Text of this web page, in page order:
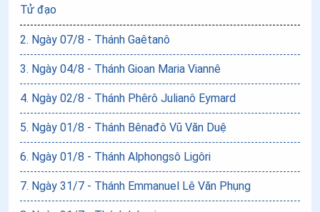
Tử đạo
2. Ngày 07/8 - Thánh Gaêtanô
3. Ngày 04/8 - Thánh Gioan Maria Viannê
4. Ngày 02/8 - Thánh Phêrô Julianô Eymard
5. Ngày 01/8 - Thánh Bênađô Vũ Văn Duệ
6. Ngày 01/8 - Thánh Alphongsô Ligôri
7. Ngày 31/7 - Thánh Emmanuel Lê Văn Phụng